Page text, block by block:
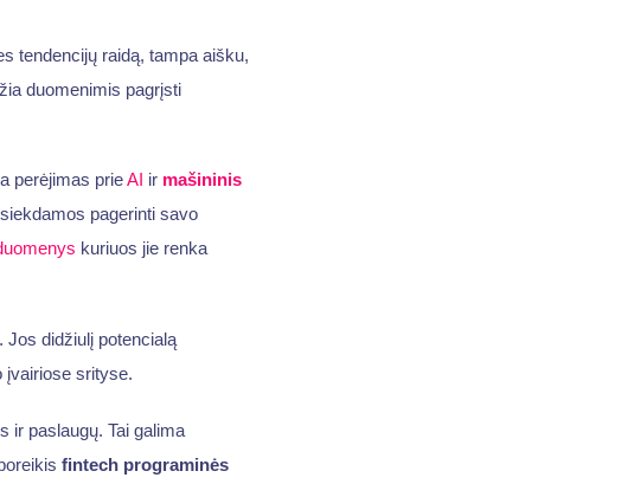
tendencijų raidą, tampa aišku,
duomenimis pagrįsti
perėjimas prieAI ir mašininis
pagerinti savo
kuriuos jie renka
didžiulį potencialą
įvairiose srityse.
ir paslaugų. Tai galima
fintech programinės